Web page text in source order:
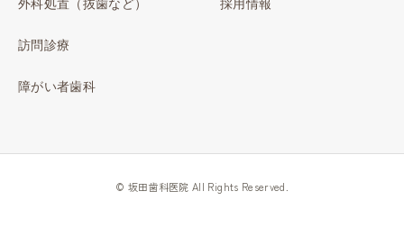
外科処置（抜歯など）
訪問診療
障がい者歯科
採用情報
© 坂田歯科医院 All Rights Reserved.